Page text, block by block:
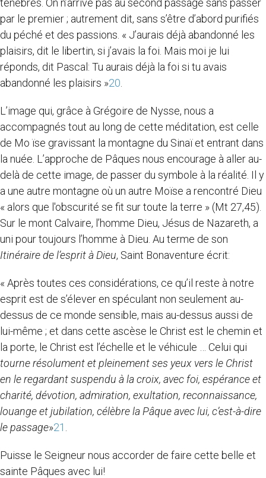
ténèbres. On n’arrive pas au second passage sans passer
par le premier ; autrement dit, sans s’être d’abord purifiés
du péché et des passions. « J’aurais déjà abandonné les
plaisirs, dit le libertin, si j’avais la foi. Mais moi je lui
réponds, dit Pascal: Tu aurais déjà la foi si tu avais
abandonné les plaisirs »20
L’image qui, grâce à Grégoire de Nysse, nous a
accompagnés tout au long de cette méditation, est celle
de Mo ïse gravissant la montagne du Sinaï et entrant dans
la nuée. L’approche de Pâques nous encourage à aller au-
delà de cette image, de passer du symbole à la réalité. Il y
a une autre montagne où un autre Moïse a rencontré Dieu
« alors que l'obscurité se fit sur toute la terre » (Mt 27,45).
Sur le mont Calvaire, l’homme Dieu, Jésus de Nazareth, a
uni pour toujours l’homme à Dieu. Au terme de son
Itinéraire de l’esprit à Dieu, Saint Bonaventure écrit:
« Après toutes ces considérations, ce qu’il reste à notre
esprit est de s’élever en spéculant non seulement au-
dessus de ce monde sensible, mais au-dessus aussi de
lui-même ; et dans cette ascèse le Christ est le chemin et
la porte, le Christ est l’échelle et le véhicule … Celui qui
tourne résolument et pleinement ses yeux vers le Christ
en le regardant suspendu à la croix, avec foi, espérance et
charité, dévotion, admiration, exultation, reconnaissance,
louange et jubilation, célèbre la Pâque avec lui, c’est-à-dire
le passage»21
Puisse le Seigneur nous accorder de faire cette belle et
sainte Pâques avec lui!